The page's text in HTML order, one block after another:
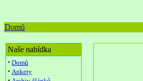
Domů
Naše nabídka
· Domů
· Ankety